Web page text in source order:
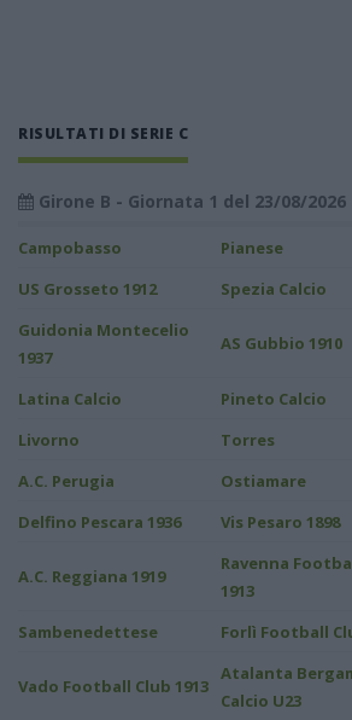
RISULTATI DI SERIE C
Girone B - Giornata 1 del 23/08/2026
Campobasso Pianese
US Grosseto 1912 Spezia Calcio
Guidonia Montecelio
1937
AS Gubbio 1910
Latina Calcio Pineto Calcio
Livorno Torres
A.C. Perugia Ostiamare
Delfino Pescara 1936 Vis Pesaro 1898
A.C. Reggiana 1919
Ravenna
1913
Sambenedettese Forlì Football
Vado Football Club 1913
Atalanta
Calcio U23